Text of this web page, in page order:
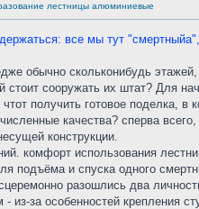
лестницы алюминиевые
все мы тут
обычно скольконибудь
стоит сооружать их штат? Для
чтот получить готовое поделка,
качества? сперва
конструкции.
комфорт использования
подъёма и спуска одного
разошлись два
- из-за особенностей крепления